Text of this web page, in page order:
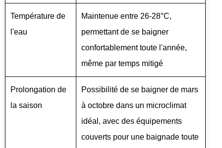
Température de
l'eau
Maintenue entre 26-28°C,
permettant de se baigner
confortablement toute l'année,
même par temps mitigé
Prolongation de
la saison
Possibilité de se baigner de mars
à octobre dans un microclimat
idéal, avec des équipements
couverts pour une baignade toute